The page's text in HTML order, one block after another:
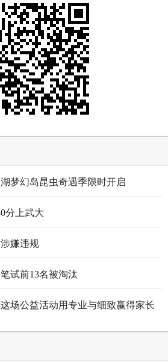
梦幻岛昆虫奇遇季限时开启
分上武大
嫌违规
试前13名被淘汰
场公益活动用专业与细致赢得家长